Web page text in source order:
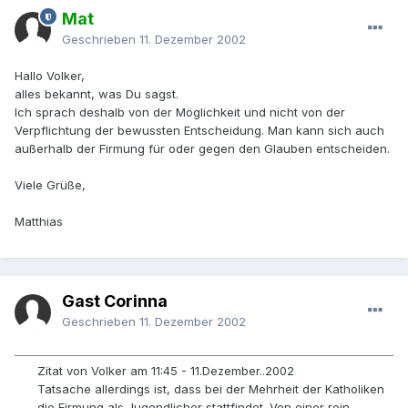
Mat
Geschrieben 11. Dezember 2002
Hallo Volker,
alles bekannt, was Du sagst.
Ich sprach deshalb von der Möglichkeit und nicht von der
Verpflichtung der bewussten Entscheidung. Man kann sich auch
außerhalb der Firmung für oder gegen den Glauben entscheiden.
Viele Grüße,
Matthias
Gast Corinna
Geschrieben 11. Dezember 2002
Zitat von Volker am 11:45 - 11.Dezember..2002
Tatsache allerdings ist, dass bei der Mehrheit der Katholiken